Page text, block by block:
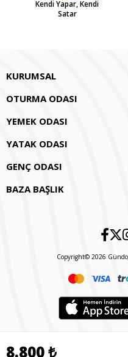
8.800 ₺
Kendi Yapar, Kendi
Satar
KURUMSAL
OTURMA ODASI
YEMEK ODASI
YATAK ODASI
GENÇ ODASI
BAZA BAŞLIK
Copyright© 2026